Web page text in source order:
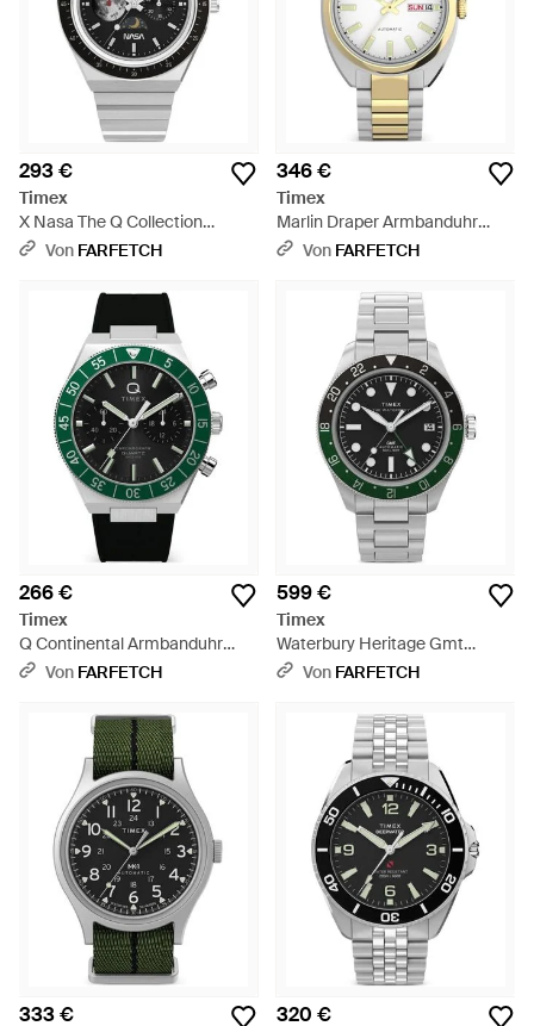
293 €
Timex
X Nasa The Q Collection
Armbanduhr 40Mm - Grau
Von FARFETCH
346 €
Timex
Marlin Draper Armbanduhr
37Mm - Mettallic
Von FARFETCH
266 €
Timex
Q Continental Armbanduhr
40Mm - Grün
Von FARFETCH
599 €
Timex
Waterbury Heritage Gmt
Armbanduhr 41,5Mm - Grau
Von FARFETCH
333 € 320 €